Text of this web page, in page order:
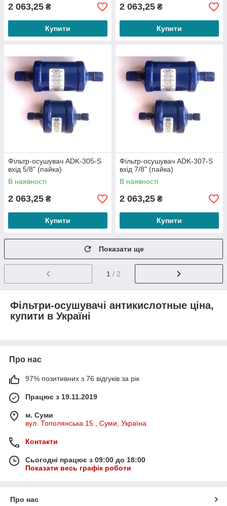
2 063,25 ₴
Купити
2 063,25 ₴
Купити
Фільтр-осушувач ADK-305-S
вхід 5/8" (пайка)
В наявності
2 063,25 ₴
Купити
Фільтр-осушувач ADK-307-S
вхід 7/8" (пайка)
В наявності
2 063,25 ₴
Купити
Показати ще
1 / 2
Фільтри-осушувачі антикислотные ціна,
купити в Україні
Про нас
97% позитивних з 76 відгуків за рік
Працює з 19.11.2019
м. Суми
вул. Тополянська 15., Суми, Україна
Контакти
Сьогодні працює з 09:00 до 18:00
Показати весь графік роботи
Про нас